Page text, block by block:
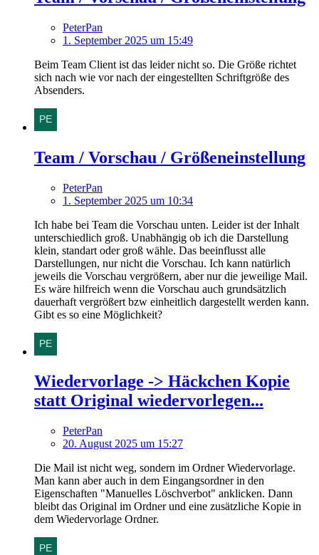
PeterPan
1. September 2025 um 15:49
Beim Team Client ist das leider nicht so. Die Größe richtet
sich nach wie vor nach der eingestellten Schriftgröße des
Absenders.
Team / Vorschau / Größeneinstellung
PeterPan
1. September 2025 um 10:34
Ich habe bei Team die Vorschau unten. Leider ist der Inhalt
unterschiedlich groß. Unabhängig ob ich die Darstellung
klein, standart oder groß wähle. Das beeinflusst alle
Darstellungen, nur nicht die Vorschau. Ich kann natürlich
jeweils die Vorschau vergrößern, aber nur die jeweilige Mail.
Es wäre hilfreich wenn die Vorschau auch grundsätzlich
dauerhaft vergrößert bzw einheitlich dargestellt werden kann.
Gibt es so eine Möglichkeit?
Wiedervorlage -> Häckchen Kopie
statt Original wiedervorlegen...
PeterPan
20. August 2025 um 15:27
Die Mail ist nicht weg, sondern im Ordner Wiedervorlage.
Man kann aber auch in dem Eingangsordner in den
Eigenschaften "Manuelles Löschverbot" anklicken. Dann
bleibt das Original im Ordner und eine zusätzliche Kopie in
dem Wiedervorlage Ordner.